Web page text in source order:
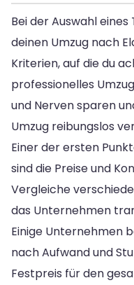
Bei der Auswahl
deinen Umzug nach
Kriterien, auf die du
professionelles
und Nerven sparen
Umzug reibungslos
Einer der ersten
sind die Preise und
Vergleiche
das Unternehmen
Einige Unternehmen
nach Aufwand und
Festpreis für den